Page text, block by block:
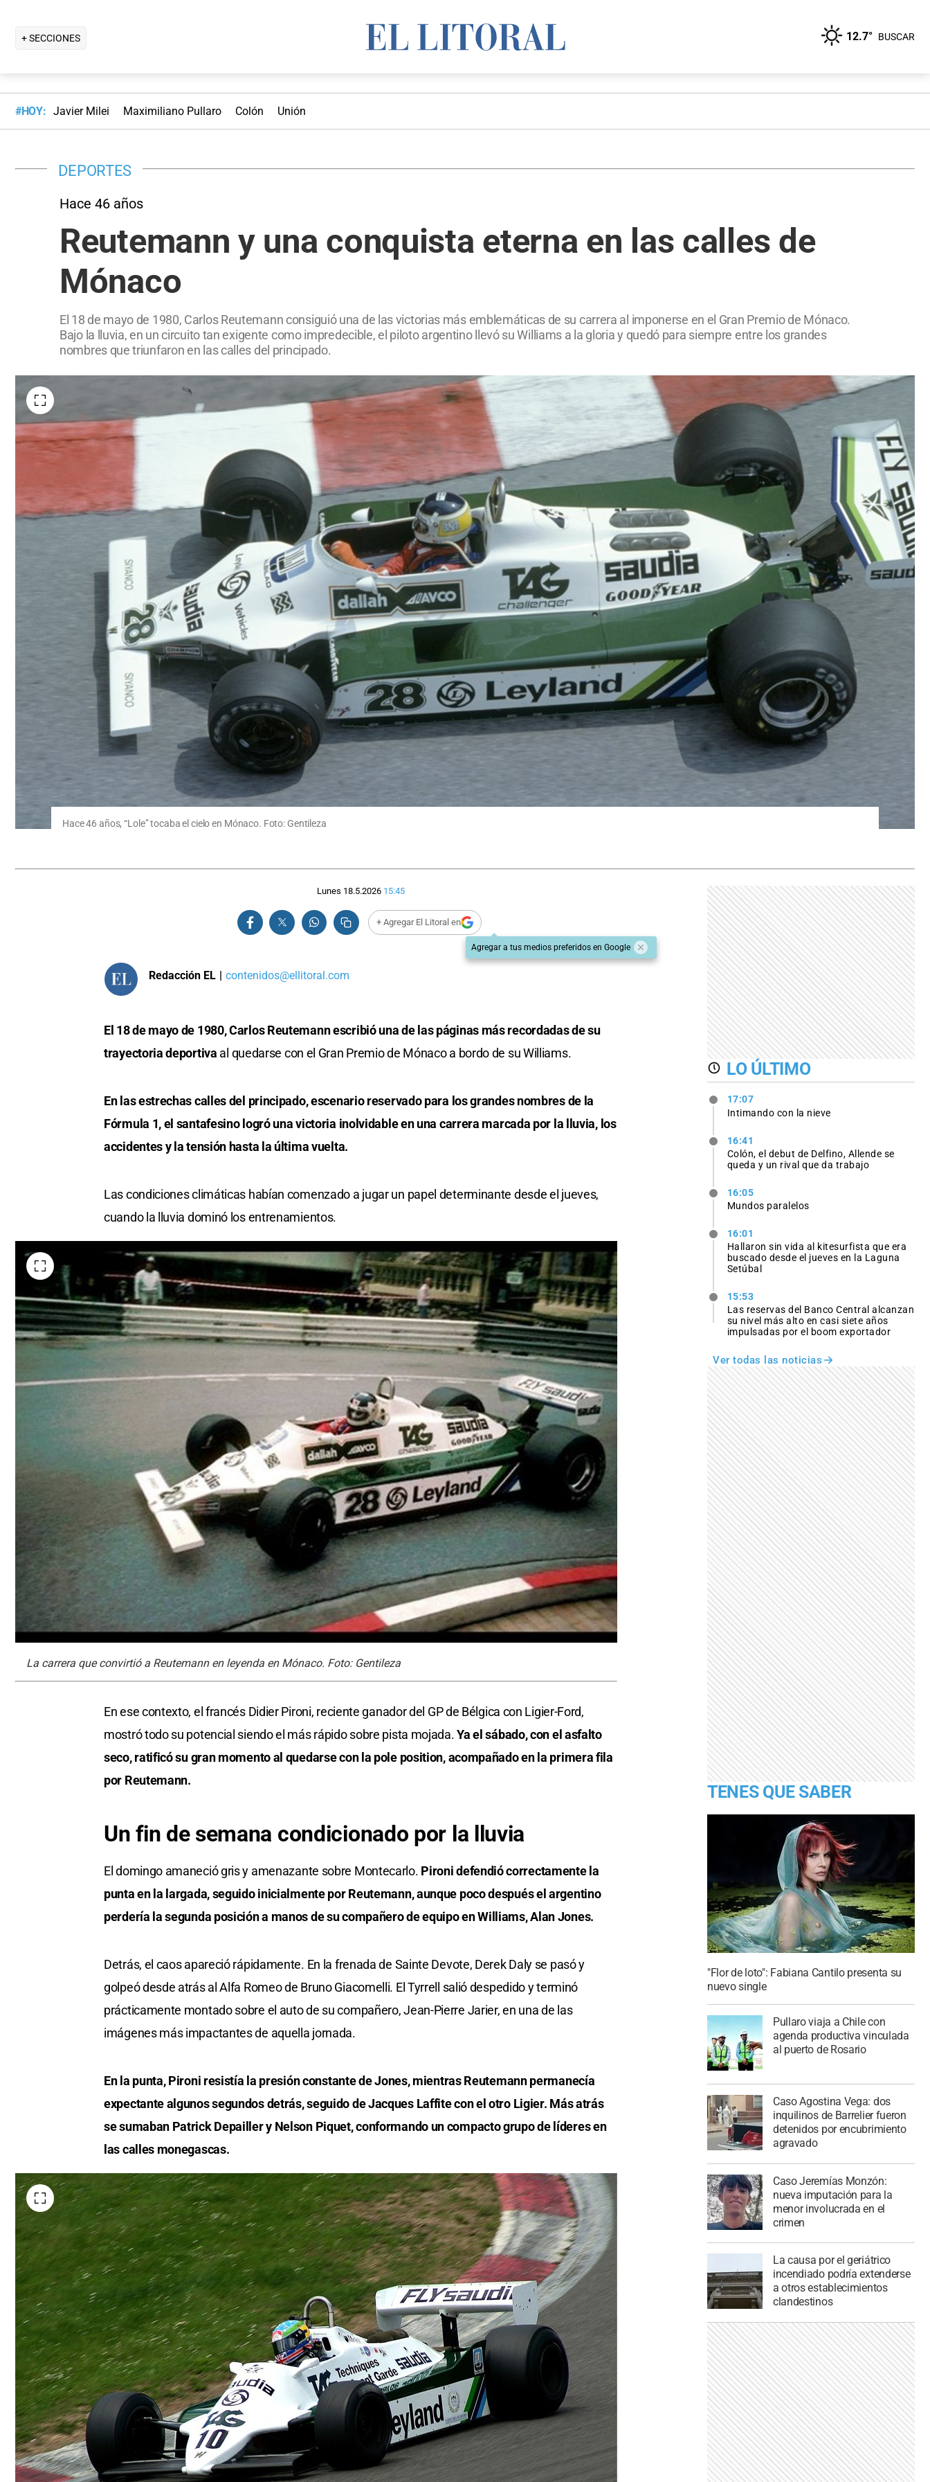
+ SECCIONES 12.7° BUSCAR
#HOY: Javier Milei Maximiliano Pullaro Colón Unión
DEPORTES
Hace 46 años
Reutemann y una conquista eterna en las calles de
Mónaco
El 18 de mayo de 1980, Carlos Reutemann consiguió una de las victorias más emblemáticas de su carrera al imponerse en el Gran Premio de Mónaco.
Bajo la lluvia, en un circuito tan exigente como impredecible, el piloto argentino llevó su Williams a la gloria y quedó para siempre entre los grandes
nombres que triunfaron en las calles del principado.
Hace 46 años, “Lole” tocaba el cielo en Mónaco. Foto: Gentileza
Lunes 18.5.2026 15:45
+ Agregar El Litoral en
Agregar a tus medios preferidos en Google
Redacción EL | contenidos@ellitoral.com
El 18 de mayo de 1980, Carlos Reutemann escribió una de las páginas más recordadas de su
trayectoria deportiva al quedarse con el Gran Premio de Mónaco a bordo de su Williams.
En las estrechas calles del principado, escenario reservado para los grandes nombres de la
Fórmula 1, el santafesino logró una victoria inolvidable en una carrera marcada por la lluvia, los
accidentes y la tensión hasta la última vuelta.
Las condiciones climáticas habían comenzado a jugar un papel determinante desde el jueves,
cuando la lluvia dominó los entrenamientos.
La carrera que convirtió a Reutemann en leyenda en Mónaco. Foto: Gentileza
En ese contexto, el francés Didier Pironi, reciente ganador del GP de Bélgica con Ligier-Ford,
mostró todo su potencial siendo el más rápido sobre pista mojada.Ya el sábado, con el asfalto
seco, ratificó su gran momento al quedarse con la pole position, acompañado en la primera fila
por Reutemann.
Un fin de semana condicionado por la lluvia
El domingo amaneció gris y amenazante sobre Montecarlo. Pironi defendió correctamente la
punta en la largada, seguido inicialmente por Reutemann, aunque poco después el argentino
perdería la segunda posición a manos de su compañero de equipo en Williams, Alan Jones.
Detrás, el caos apareció rápidamente. En la frenada de Sainte Devote, Derek Daly se pasó y
golpeó desde atrás al Alfa Romeo de Bruno Giacomelli. El Tyrrell salió despedido y terminó
prácticamente montado sobre el auto de su compañero, Jean-Pierre Jarier, en una de las
imágenes más impactantes de aquella jornada.
En la punta, Pironi resistía la presión constante de Jones, mientras Reutemann permanecía
expectante algunos segundos detrás, seguido de Jacques Laffite con el otro Ligier. Más atrás
se sumaban Patrick Depailler y Nelson Piquet, conformando un compacto grupo de líderes en
las calles monegascas.
LO ÚLTIMO
17:07
Intimando con la nieve
16:41
Colón, el debut de Delfino, Allende se
queda y un rival que da trabajo
16:05
Mundos paralelos
16:01
Hallaron sin vida al kitesurfista que era
buscado desde el jueves en la Laguna
Setúbal
15:53
Las reservas del Banco Central alcanzan
su nivel más alto en casi siete años
impulsadas por el boom exportador
Ver todas las noticias
TENES QUE SABER
"Flor de loto": Fabiana Cantilo presenta su
nuevo single
Pullaro viaja a Chile con
agenda productiva vinculada
al puerto de Rosario
Caso Agostina Vega: dos
inquilinos de Barrelier fueron
detenidos por encubrimiento
agravado
Caso Jeremías Monzón:
nueva imputación para la
menor involucrada en el
crimen
La causa por el geriátrico
incendiado podría extenderse
a otros establecimientos
clandestinos